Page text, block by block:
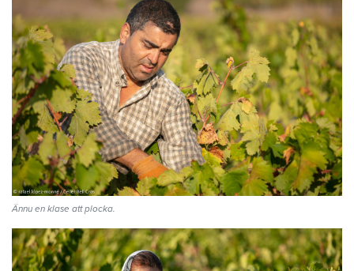
Ännu en klase att plocka.